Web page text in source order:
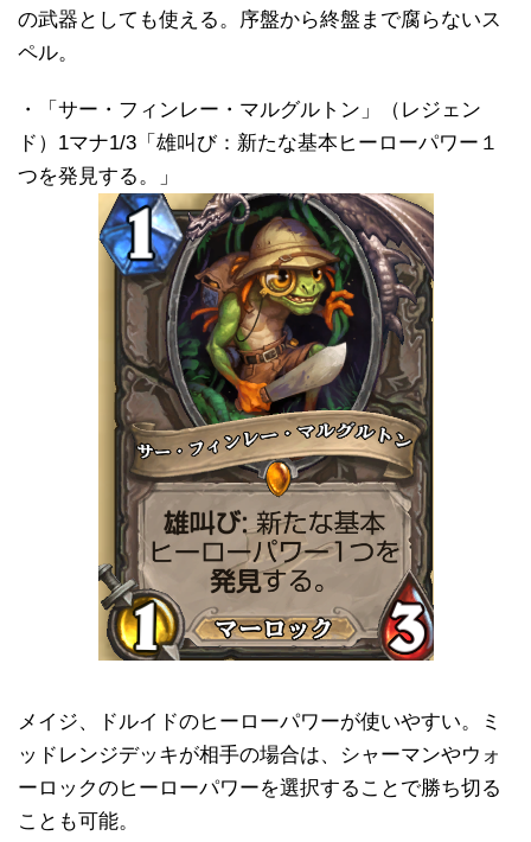
の武器としても使える。序盤から終盤まで腐らないス
ペル。
・「サー・フィンレー・マルグルトン」（レジェン
ド）1マナ1/3「雄叫び：新たな基本ヒーローパワー１
つを発見する。」
メイジ、ドルイドのヒーローパワーが使いやすい。ミ
ッドレンジデッキが相手の場合は、シャーマンやウォ
ーロックのヒーローパワーを選択することで勝ち切る
ことも可能。